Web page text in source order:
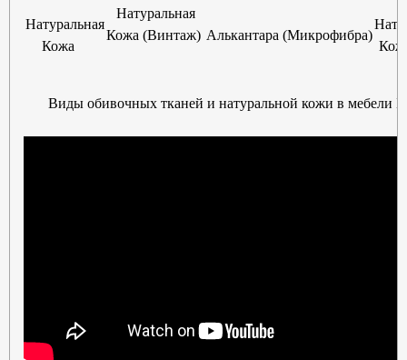
Натуральная
Кожа
Натуральная
Кожа (Винтаж) Алькантара (Микрофибра)
Виды обивочных тканей и натуральной кожи в мебели